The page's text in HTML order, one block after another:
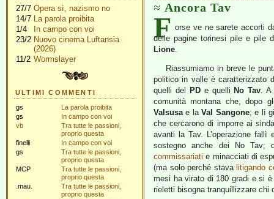
27/7 Opera sì, nazismo no
14/7 La parola proibita
1/4
In campo con voi
23/2 Nuovo cinema Luftansia
(2026)
11/2 Wormslayer
ULTIMI COMMENTI
gs
La parola proibita
gs
In campo con voi
vb
Tra tutte le passioni,
proprio questa
finelli
In campo con voi
gs
Tra tutte le passioni,
proprio questa
MCP
Tra tutte le passioni,
proprio questa
.mau.
Tra tutte le passioni,
proprio questa
Ancora Tav
F orse ve ne sarete accorti
delle pagine torinesi pile e pile
Lione.
Riassumiamo in breve le
politico in valle è caratterizzato
quelli del
PDe quelli No Tav. A
comunità montana che, dopo
Valsusae laVal Sangone; e lì
che cercarono di imporre ai
avanti la Tav. L’operazione
sostegno anche dei No
commissariati e minacciati di
(ma solo perché stava litigando
mesi ha virato di 180 gradi e si
rieletti bisogna tranquillizzare chi